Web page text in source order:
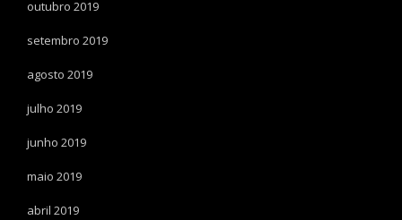
outubro 2019
setembro 2019
agosto 2019
julho 2019
junho 2019
maio 2019
abril 2019